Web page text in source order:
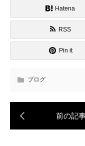
Hatena
RSS
Pin it
ブログ